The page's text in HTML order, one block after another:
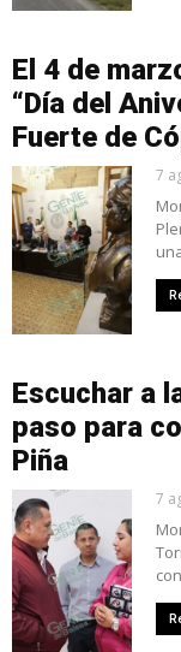
El 4 de
“Día del
Fuerte de
7
Escuchar a
paso para
Piña
7